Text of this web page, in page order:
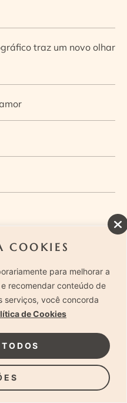
COOKIES
para melhorar a
recomendar conteúdo de
serviços, você concorda
de Cookies
traz um novo olhar
fotográficos
a fotografia ajuda a
da criança
o fluxo de trabalho